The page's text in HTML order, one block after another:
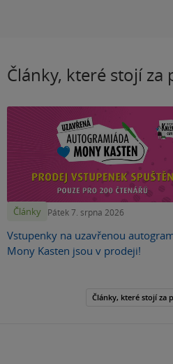
Články, které stojí za
Články Pátek 7. srpna 2026
Vstupenky na uzavřenou
Mony Kasten jsou v prodeji!
Články, které stojí za